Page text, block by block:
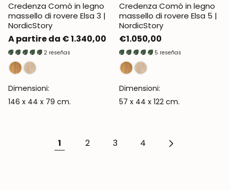
Credenza Comò in legno
massello di rovere Elsa 3 |
NordicStory
Prezzo
normale
A partire da € 1.340,00
2 reseñas
Dimensioni:
146 x 44 x 79 cm.
Credenza Comò in legno
massello di rovere Elsa 5 |
NordicStory
Prezzo
normale
€1.050,00
5 reseñas
Dimensioni:
57 x 44 x 122 cm.
1 2 3 4